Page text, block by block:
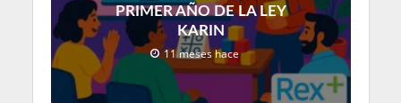
PRIMER AÑO DE LA LEY
KARIN
11 meses hace